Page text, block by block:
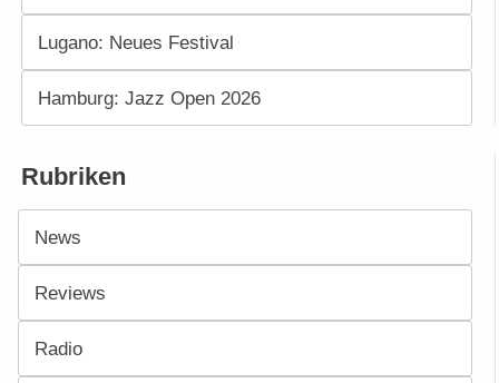
Lugano: Neues Festival
Hamburg: Jazz Open 2026
Rubriken
News
Reviews
Radio